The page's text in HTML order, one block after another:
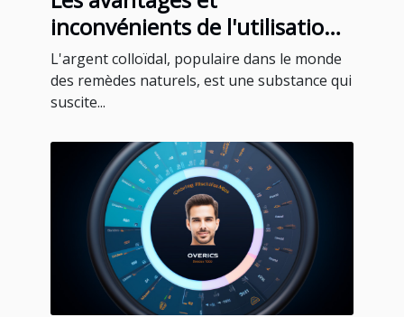
inconvénients de l'utilisation
de l'argent colloïdal
L'argent colloïdal, populaire dans le monde
des remèdes naturels, est une substance qui
suscite...